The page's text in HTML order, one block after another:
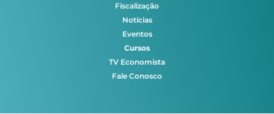
Fiscalização
Notícias
Eventos
Cursos
TV Economista
Fale Conosco